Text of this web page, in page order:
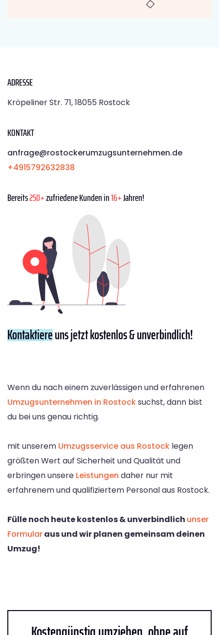
ADRESSE
Kröpeliner Str. 71, 18055 Rostock
KONTAKT
anfrage@rostockerumzugsunternehmen.de
+4915792632838
Bereits250+zufriedene Kunden in16+Jahren!
Kontaktiereuns jetzt kostenlos & unverbindlich!
Wenn du nach einem zuverlässigen und erfahrenen
Umzugsunternehmen in Rostocksuchst, dann bist
du bei uns genau richtig.
mit unserem Umzugsservice aus Rostock legen
größten Wert auf Sicherheit und Qualität und
erbringen unsere Leistungen daher nur mit
erfahrenem und qualifiziertem Personal aus Rostock.
Fülle noch heute kostenlos & unverbindlich unser
Formularaus und wir planen gemeinsam deinen
Umzug!